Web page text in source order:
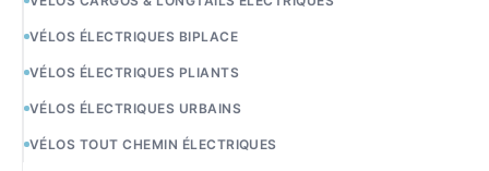
VÉLOS ÉLECTRIQUES BIPLACE
VÉLOS ÉLECTRIQUES PLIANTS
VÉLOS ÉLECTRIQUES URBAINS
VÉLOS TOUT CHEMIN ÉLECTRIQUES